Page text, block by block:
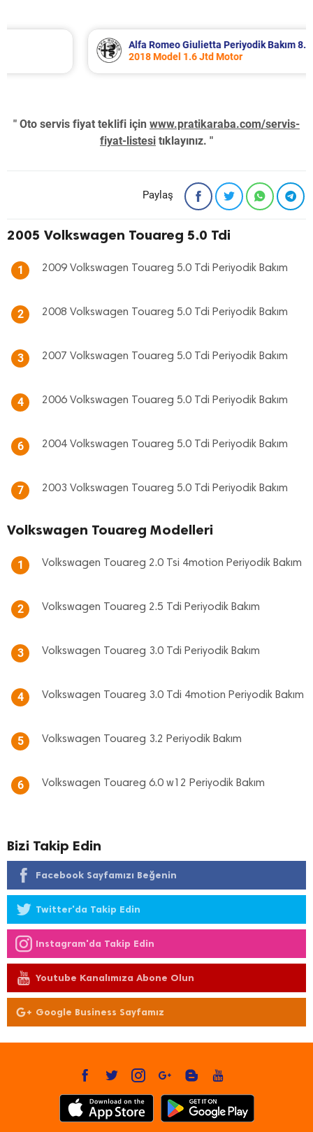
Alfa Romeo Giulietta Periyodik Bakım 8.340 TL
2018 Model 1.6 Jtd Motor
" Oto servis fiyat teklifi için www.pratikaraba.com/servis-
fiyat-listesi tıklayınız. "
Paylaş
2005 Volkswagen Touareg 5.0 Tdi
1 2009 Volkswagen Touareg 5.0 Tdi Periyodik Bakım
2 2008 Volkswagen Touareg 5.0 Tdi Periyodik Bakım
3 2007 Volkswagen Touareg 5.0 Tdi Periyodik Bakım
4 2006 Volkswagen Touareg 5.0 Tdi Periyodik Bakım
6 2004 Volkswagen Touareg 5.0 Tdi Periyodik Bakım
7 2003 Volkswagen Touareg 5.0 Tdi Periyodik Bakım
Volkswagen Touareg Modelleri
1 Volkswagen Touareg 2.0 Tsi 4motion Periyodik Bakım
2 Volkswagen Touareg 2.5 Tdi Periyodik Bakım
3 Volkswagen Touareg 3.0 Tdi Periyodik Bakım
4 Volkswagen Touareg 3.0 Tdi 4motion Periyodik Bakım
5 Volkswagen Touareg 3.2 Periyodik Bakım
6 Volkswagen Touareg 6.0 w12 Periyodik Bakım
Bizi Takip Edin
Facebook Sayfamızı Beğenin
Twitter'da Takip Edin
Instagram'da Takip Edin
Youtube Kanalımıza Abone Olun
Google Business Sayfamız